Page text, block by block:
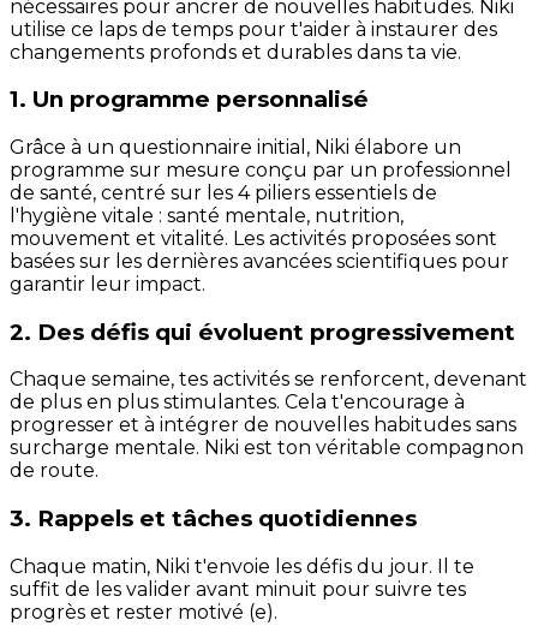
nécessaires pour ancrer de nouvelles habitudes. Niki
utilise ce laps de temps pour t'aider à instaurer des
changements profonds et durables dans ta vie.
1. Un programme personnalisé
Grâce à un questionnaire initial, Niki élabore un
programme sur mesure conçu par un professionnel
de santé, centré sur les 4 piliers essentiels de
l'hygiène vitale : santé mentale, nutrition,
mouvement et vitalité. Les activités proposées sont
basées sur les dernières avancées scientifiques pour
garantir leur impact.
2. Des défis qui évoluent progressivement
Chaque semaine, tes activités se renforcent, devenant
de plus en plus stimulantes. Cela t'encourage à
progresser et à intégrer de nouvelles habitudes sans
surcharge mentale. Niki est ton véritable compagnon
de route.
3. Rappels et tâches quotidiennes
Chaque matin, Niki t'envoie les défis du jour. Il te
suffit de les valider avant minuit pour suivre tes
progrès et rester motivé (e).